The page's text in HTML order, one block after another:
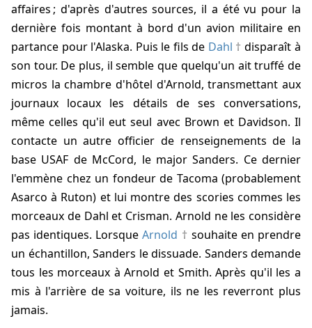
affaires ; d'après d'autres sources, il a été vu pour la
dernière fois montant à bord d'un avion militaire en
partance pour l'Alaska. Puis le fils de Dahl
disparaît à
son tour. De plus, il semble que quelqu'un ait truffé de
micros la chambre d'hôtel d'Arnold, transmettant aux
journaux locaux les détails de ses conversations,
même celles qu'il eut seul avec Brown et Davidson. Il
contacte un autre officier de renseignements de la
base USAF de McCord, le major Sanders. Ce dernier
l'emmène chez un fondeur de Tacoma (probablement
Asarco à Ruton) et lui montre des scories commes les
morceaux de Dahl et Crisman. Arnold ne les considère
pas identiques. LorsqueArnold
souhaite en prendre
un échantillon, Sanders le dissuade. Sanders demande
tous les morceaux à Arnold et Smith. Après qu'il les a
mis à l'arrière de sa voiture, ils ne les reverront plus
jamais.